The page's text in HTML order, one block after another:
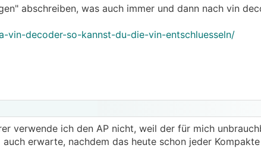
..
abschreiben, was auch immer und dann nach vin
vin-decoder-so-kannst-du-die-vin-entschluesseln/
verwende ich den AP nicht, weil der für mich
erwarte, nachdem das heute schon jeder